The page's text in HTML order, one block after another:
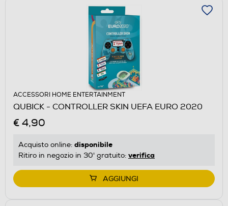
ACCESSORI HOME ENTERTAINMENT
QUBICK - CONTROLLER SKIN UEFA EURO 2020
€ 4,90
Acquisto online: disponibile
Ritiro in negozio in 30' gratuito: verifica
AGGIUNGI